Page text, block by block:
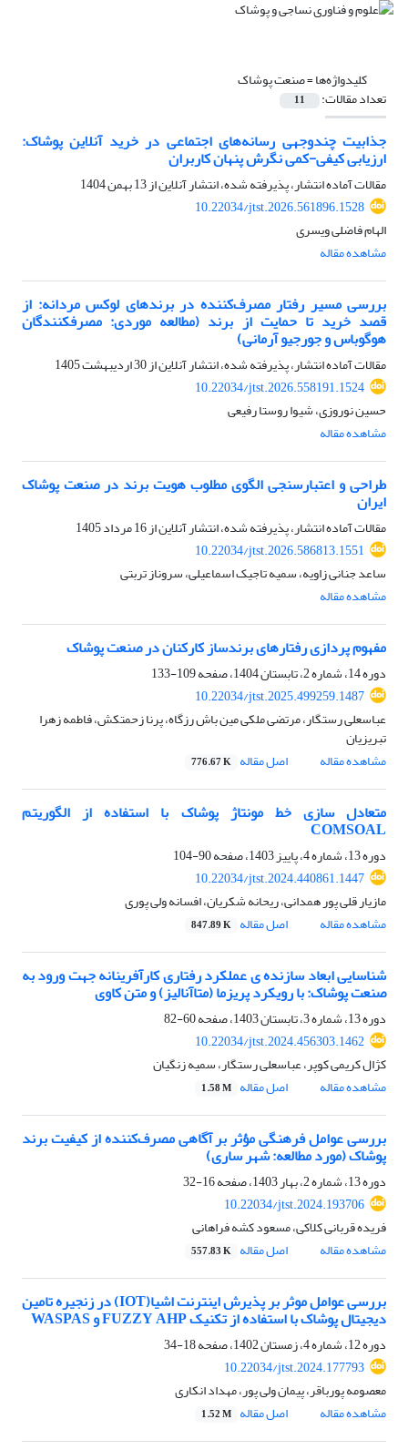
کلیدواژه‌ها =صنعت پوشاک
تعداد مقالات: 11
جذابیت چندوجهی رسانه‌های اجتماعی در خرید آنلاین پوشاک:
ارزیابی کیفی-کمی نگرش‌ پنهان کاربران
مقالات آماده انتشار، پذیرفته شده، انتشار آنلاین از13 بهمن 1404
10.22034/jtst.2026.561896.1528
الهام فاضلی ویسری
مشاهده مقاله
بررسی مسیر رفتار مصرف‌کننده در برندهای لوکس مردانه: از
قصد خرید تا حمایت از برند (مطالعه موردی: مصرفکنندگان
هوگوباس و جورجیو آرمانی)
مقالات آماده انتشار، پذیرفته شده، انتشار آنلاین از30 اردیبهشت 1405
10.22034/jtst.2026.558191.1524
حسین نوروزی، شیوا روستا رفیعی
مشاهده مقاله
طراحی و اعتبارسنجی الگوی مطلوب هویت برند در صنعت پوشاک
ایران
مقالات آماده انتشار، پذیرفته شده، انتشار آنلاین از16 مرداد 1405
10.22034/jtst.2026.586813.1551
ساعد جنانی زاویه، سمیه تاجیک اسماعیلی، سروناز تربتی
مشاهده مقاله
مفهوم پردازی رفتارهای برندساز کارکنان در صنعت پوشاک
دوره 14، شماره 2، تابستان 1404، صفحه
109-133
10.22034/jtst.2025.499259.1487
عباسعلی رستگار، مرتضی ملکی مین باش رزگاه، پرنا زحمتکش، فاطمه زهرا
تبریزیان
مشاهده مقاله
اصل مقاله 776.67 K
متعادل سازی خط مونتاژ پوشاک با استفاده از الگوریتم
COMSOAL
دوره 13، شماره 4، پاییز 1403، صفحه
90-104
10.22034/jtst.2024.440861.1447
مازیار قلی پور همدانی، ریحانه شکریان، افسانه ولی پوری
مشاهده مقاله
اصل مقاله 847.89 K
شناسایی ابعاد سازنده ی عملکرد رفتاری کارآفرینانه جهت ورود به
صنعت پوشاک: با رویکرد پریزما (متاآنالیز) و متن کاوی
دوره 13، شماره 3، تابستان 1403، صفحه
60-82
10.22034/jtst.2024.456303.1462
کژال کریمی کوپر، عباسعلی رستگار، سمیه زنگیان
مشاهده مقاله
اصل مقاله 1.58 M
بررسی عوامل فرهنگی مؤثر بر آگاهی مصرف‌کننده از کیفیت برند
پوشاک (مورد مطالعه: شهر ساری)
دوره 13، شماره 2، بهار 1403، صفحه
16-32
10.22034/jtst.2024.193706
فریده قربانی کلاکی، مسعود کشه فراهانی
مشاهده مقاله
اصل مقاله 557.83 K
بررسی عوامل موثر بر پذیرش اینترنت اشیا(IOT) در زنجیره تامین
دیجیتال پوشاک با استفاده از تکنیک FUZZY AHP و WASPAS
دوره 12، شماره 4، زمستان 1402، صفحه
18-34
10.22034/jtst.2024.177793
معصومه پورباقر، پیمان ولی پور، مهداد انکاری
مشاهده مقاله
اصل مقاله 1.52 M